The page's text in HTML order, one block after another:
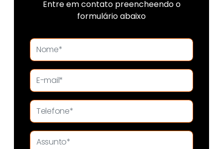
Entre em contato preencheendo o
formulário abaixo